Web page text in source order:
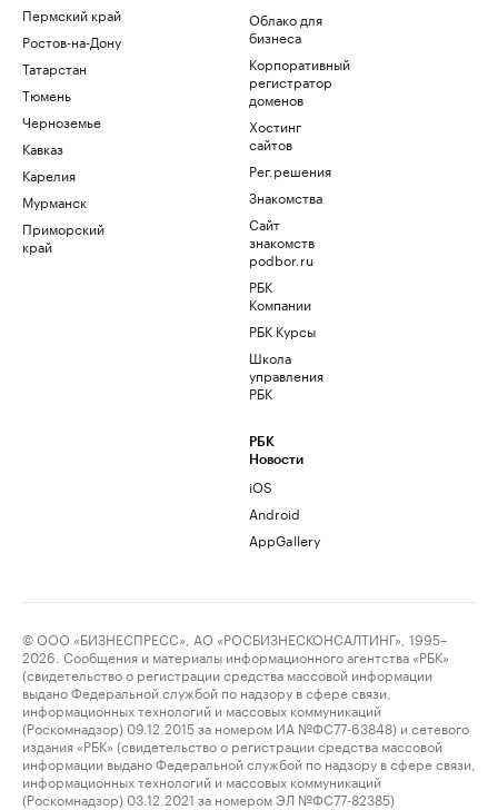
Пермский край
Ростов-на-Дону
Татарстан
Тюмень
Черноземье
Кавказ
Карелия
Мурманск
Приморский
край
Облако для
бизнеса
Корпоративный
регистратор
доменов
Хостинг
сайтов
Рег.решения
Знакомства
Сайт
знакомств
podbor.ru
РБК
Компании
РБК Курсы
Школа
управления
РБК
РБК
Новости
iOS
Android
AppGallery
© ООО «БИЗНЕСПРЕСС», АО «РОСБИЗНЕСКОНСАЛТИНГ», 1995–
2026. Сообщения и материалы информационного агентства «РБК»
(свидетельство о регистрации средства массовой информации
выдано Федеральной службой по надзору в сфере связи,
информационных технологий и массовых коммуникаций
(Роскомнадзор) 09.12.2015 за номером ИА №ФС77-63848) и сетевого
издания «РБК» (свидетельство о регистрации средства массовой
информации выдано Федеральной службой по надзору в сфере связи,
информационных технологий и массовых коммуникаций
(Роскомнадзор) 03.12.2021 за номером ЭЛ №ФС77-82385)